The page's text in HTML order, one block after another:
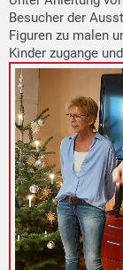
Besucher der
Figuren zu malen
Kinder zugange